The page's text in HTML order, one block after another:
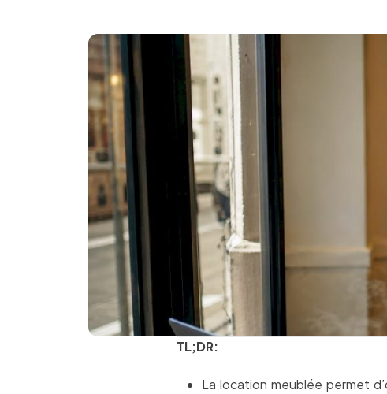
TL;DR:
La location meublée permet